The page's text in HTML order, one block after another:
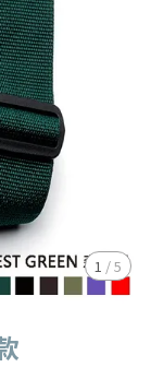
1 /5